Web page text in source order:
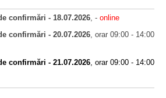
confirmări - 18.07.2026, - online
confirmări - 20.07.2026, orar 09:00 - 14:00
confirmări - 21.07.2026, orar 09:00 - 14:00